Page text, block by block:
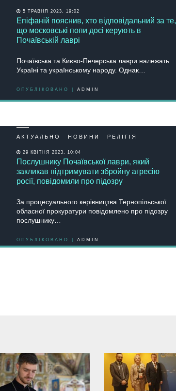
5 ТРАВНЯ 2023, 19:02
Епіфаній пояснив, хто відповідальний за те,
що московські попи досі керують в
Почаївській лаврі
Почаївська та Києво-Печерська лаври належать
Україні та українському народу. Однак…
ОПУБЛІКОВАНО | ADMIN
АКТУАЛЬНО НОВИНИ РЕЛІГІЯ
29 КВІТНЯ 2023, 10:04
Послушнику Почаївської лаври, який
закликав підтримувати збройну агресію
росії, повідомили про підозру
За процесуального керівництва Тернопільської
обласної прокуратури повідомлено про підозру
послушнику…
ОПУБЛІКОВАНО | ADMIN